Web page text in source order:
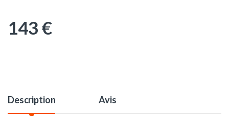
143€
Description Avis